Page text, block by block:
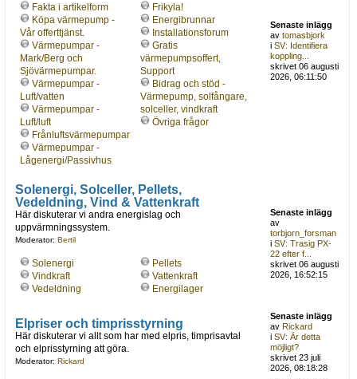
Fakta i artikelform
Köpa värmepump -
Vår offerttjänst.
Värmepumpar -
Mark/Berg och
Sjövärmepumpar.
Värmepumpar -
Luft/vatten
Värmepumpar -
Luft/luft
Frånluftsvärmepumpar
Värmepumpar -
Lågenergi/Passivhus
Frikyla!
Energibrunnar
Installationsforum
Gratis
värmepumpsoffert,
Support
Bidrag och stöd -
Värmepump, solfångare,
solceller, vindkraft
Övriga frågor
Senaste inlägg
avtomasbjork
iSV: Identifiera
koppling...
skrivet 06 augusti
2026, 06:11:50
Solenergi, Solceller, Pellets,
Vedeldning, Vind & Vattenkraft
Här diskuterar vi andra energislag och
uppvärmningssystem.
Moderator: Bertil
Solenergi
Vindkraft
Vedeldning
Pellets
Vattenkraft
Energilager
Senaste inlägg
av
torbjorn_forsman
iSV: Trasig PX-
22 efter f...
skrivet 06 augusti
2026, 16:52:15
Elpriser och timprisstyrning
Här diskuterar vi allt som har med elpris, timprisavtal
och elprisstyrning att göra.
Moderator: Rickard
Senaste inlägg
avRickard
iSV: Är detta
möjligt?
skrivet 23 juli
2026, 08:18:28